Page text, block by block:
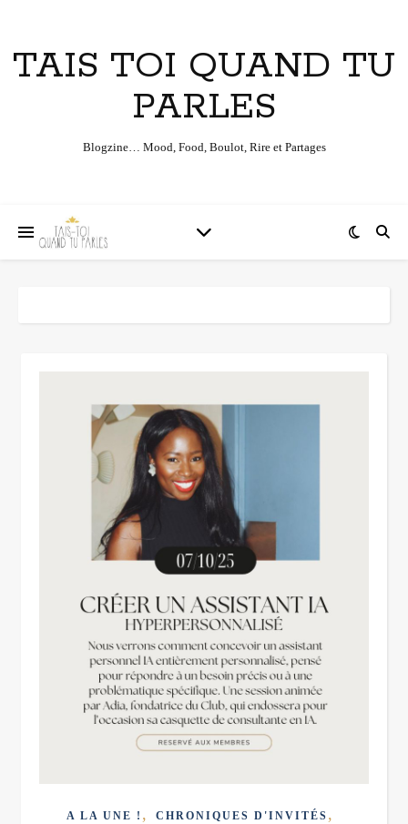
TAIS TOI QUAND TU
PARLES
Blogzine… Mood, Food, Boulot, Rire et Partages
A LA UNE ! , CHRONIQUES D'INVITÉS ,